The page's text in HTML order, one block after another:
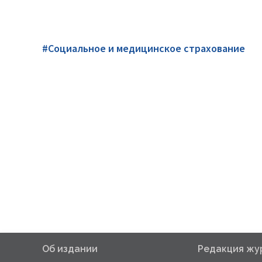
#Социальное и медицинское страхование
Об издании Редакция